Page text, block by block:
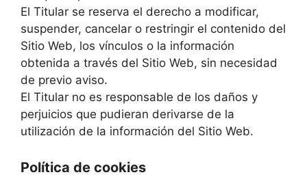
El Titular se reserva el derecho a modificar,
suspender, cancelar o restringir el contenido del
Sitio Web, los vínculos o la información
obtenida a través del Sitio Web, sin necesidad
de previo aviso.
El Titular no es responsable de los daños y
perjuicios que pudieran derivarse de la
utilización de la información del Sitio Web.
Política de cookies